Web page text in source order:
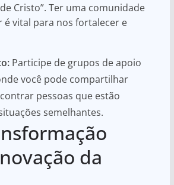
Cristo”. Ter uma comunidade
é vital para nos fortalecer e
Participe de grupos de apoio
você pode compartilhar
pessoas que estão
semelhantes.
da